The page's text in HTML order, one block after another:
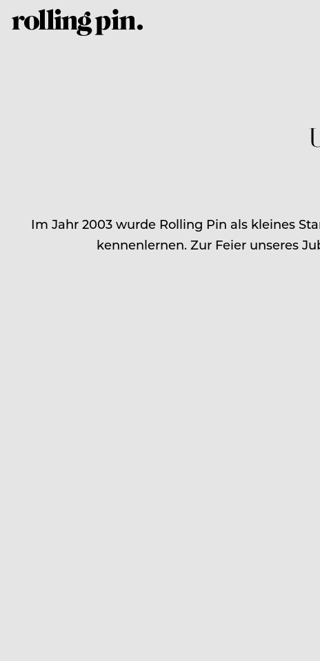
Im Jahr 2003 wurde Rolling Pin als kleines
kennenlernen. Zur Feier unseres